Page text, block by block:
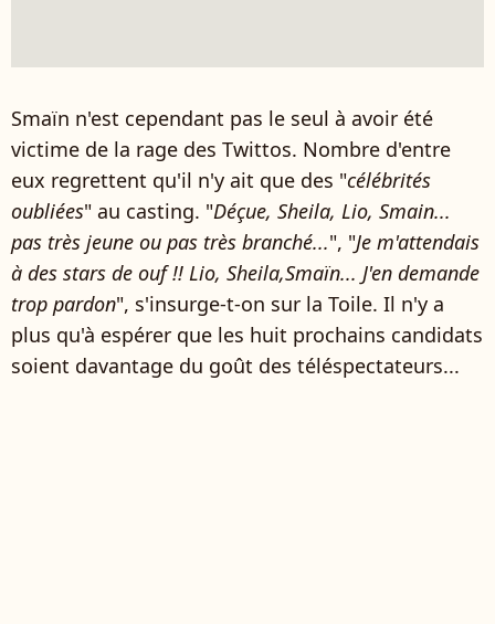
Smaïn n'est cependant pas le seul à avoir été
victime de la rage des Twittos. Nombre d'entre
eux regrettent qu'il n'y ait que des "célébrités
oubliées" au casting. "Déçue, Sheila, Lio, Smain...
pas très jeune ou pas très branché...", "Je m'attendais
à des stars de ouf !! Lio, Sheila,Smaïn... J'en demande
trop pardon", s'insurge-t-on sur la Toile. Il n'y a
plus qu'à espérer que les huit prochains candidats
soient davantage du goût des téléspectateurs...